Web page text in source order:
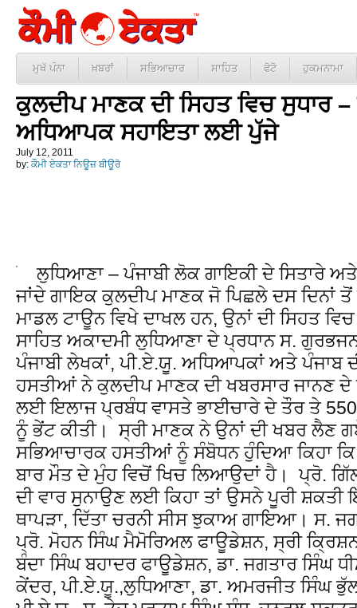
ਮੁਖੱ ਪੰਨਾ ਖ਼ਬਰਾਂ ਸਭਿਆਚਾਰ ਸਾਹਿਤ ਫੋਟੋ ਹੁਕਮਨਾਮਾ
ਕੁਲਦੀਪ ਮਾਣਕ ਦੀ ਸਿਹਤ ਵਿਚ ਸੁਧਾਰ
ਅਧਿਆਪਕ ਸਹਾਇਤਾ ਲਈ ਪੁੱਜੇ
July 12, 2011
by: ਕੌਮੀ ਏਕਤਾ ਨਿਊਜ਼ ਬੀਊਰੋ
ਲੁਧਿਆਣਾ – ਪੰਜਾਬੀ ਲੋਕ ਗਾਇਕੀ ਦੇ ਸਿਤਾਰੇ
ਜਾਂਦੇ ਗਾਇਕ ਕੁਲਦੀਪ ਮਾਣਕ ਜੋ ਪਿਛਲੇ ਦਸ ਦਿਨਾਂ
ਮਾਡਲ ਟਾਊਨ ਵਿਖੇ ਦਾਖਲ ਹਨ, ਉਨਾਂ ਦੀ ਸਿਹਤ
ਸਾਹਿਤ ਅਕਾਦਮੀ ਲੁਧਿਆਣਾ ਦੇ ਪ੍ਰਧਾਨ ਸ.
ਪੰਜਾਬੀ ਲੇਖਕਾਂ, ਪੀ.ਏ.ਯੂ. ਅਧਿਆਪਕਾਂ ਅਤੇ
ਹਸਤੀਆਂ ਨੇ ਕੁਲਦੀਪ ਮਾਣਕ ਦੀ ਖਬਰਸਾਰ ਜਾਨਣ ਦੇ
ਲਈ ਇਲਾਜ ਪ੍ਰਬੰਧ ਵਾਸਤੇ ਭਾਈਚਾਰੇ ਦੇ ਤੌਰ ਤੇ
ਨੂੰ ਭੇਂਟ ਕੀਤੀ। ਸ੍ਰੀ ਮਾਣਕ ਨੇ ਉਨਾਂ ਦੀ ਖਬਰ ਲੈਣ
ਸਭਿਆਚਾਰਕ ਹਸਤੀਆਂ ਨੂੰ ਸੰਬੋਧਨ ਹੁੰਦਿਆ ਕਿਹਾ ਕਿ
ਬਾਰ ਮੌਤ ਦੇ ਮੁੰਹ ਵਿਚੋਂ ਖਿਚ ਲਿਆਉਦਾਂ ਹੈ। ਪ੍ਰੋ.
ਦੀ ਵਾਰ ਸੁਨਾਉਣ ਲਈ ਕਿਹਾ ਤਾਂ ਉਸਨੇ ਪੂਰੀ
ਥਾਪੜਾ, ਦਿੱਤਾ ਚਰਨੀ ਸੀਸ ਝੁਕਾਅ ਗਾਇਆ। ਸ.
ਪ੍ਰੋ. ਮੋਹਨ ਸਿੰਘ ਮੈਮੋਰਿਅਲ ਫਾਊਡੇਸ਼ਨ, ਸ੍ਰੀ
ਬੰਦਾ ਸਿੰਘ ਬਹਾਦਰ ਫਾਊਡੇਸ਼ਨ, ਡਾ. ਜਗਤਾਰ ਸਿੰਘ
ਕੇਂਦਰ, ਪੀ.ਏ.ਯੂ.,ਲੁਧਿਆਣਾ, ਡਾ. ਅਮਰਜੀਤ ਸਿੰਘ